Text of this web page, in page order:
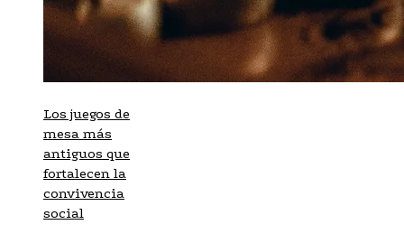
Los juegos de
mesa más
antiguos que
fortalecen la
convivencia
social